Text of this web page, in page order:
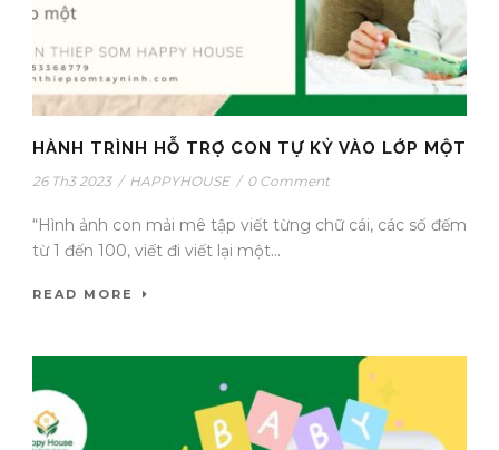
HÀNH TRÌNH HỖ TRỢ CON TỰ KỶ VÀO LỚP MỘT
26 Th3 2023 / HAPPYHOUSE / 0 Comment
“Hình ảnh con mải mê tập viết từng chữ cái, các số đếm
từ 1 đến 100, viết đi viết lại một...
READ MORE